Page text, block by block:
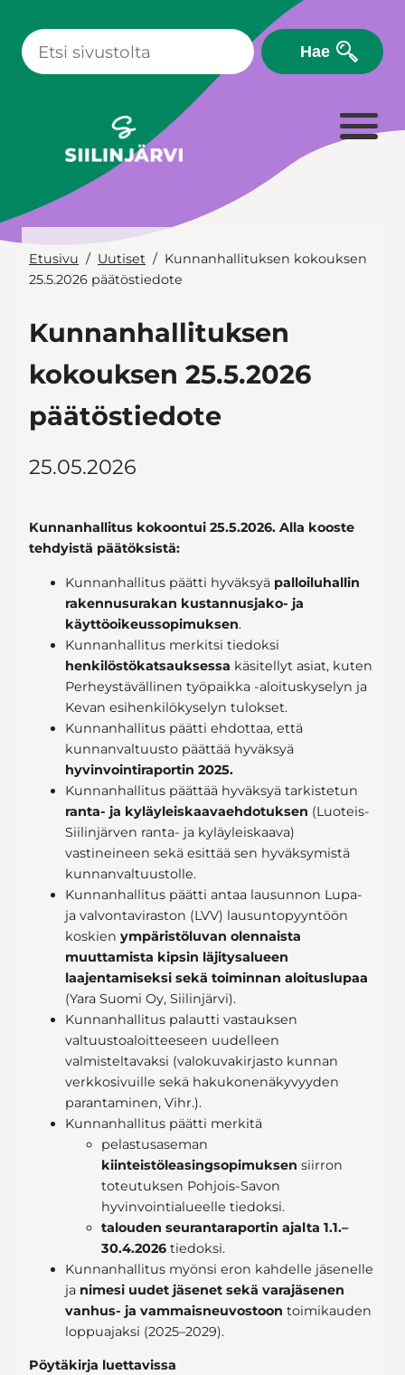
sisältöön
Hae
Etusivu Uutiset
Kunnanhallituksen kokouksen
25.5.2026 päätöstiedote
Kunnanhallituksen
kokouksen 25.5.2026
päätöstiedote
25.05.2026
Kunnanhallitus kokoontui 25.5.2026. Alla kooste
tehdyistä päätöksistä:
Kunnanhallitus päätti hyväksyä palloiluhallin
rakennusurakan kustannusjako- ja
käyttöoikeussopimuksen.
Kunnanhallitus merkitsi tiedoksi
henkilöstökatsauksessa käsitellyt asiat, kuten
Perheystävällinen työpaikka -aloituskyselyn ja
Kevan esihenkilökyselyn tulokset.
Kunnanhallitus päätti ehdottaa, että
kunnanvaltuusto päättää hyväksyä
hyvinvointiraportin 2025.
Kunnanhallitus päättää hyväksyä tarkistetun
ranta- ja kyläyleiskaavaehdotuksen (Luoteis-
Siilinjärven ranta- ja kyläyleiskaava)
vastineineen sekä esittää sen hyväksymistä
kunnanvaltuustolle.
Kunnanhallitus päätti antaa lausunnon Lupa-
ja valvontaviraston (LVV) lausuntopyyntöön
koskien ympäristöluvan olennaista
muuttamista kipsin läjitysalueen
laajentamiseksi sekä toiminnan aloituslupaa
(Yara Suomi Oy, Siilinjärvi).
Kunnanhallitus palautti vastauksen
valtuustoaloitteeseen uudelleen
valmisteltavaksi (valokuvakirjasto kunnan
verkkosivuille sekä hakukonenäkyvyyden
parantaminen, Vihr.).
Kunnanhallitus päätti merkitä
pelastusaseman
kiinteistöleasingsopimuksen siirron
toteutuksen Pohjois-Savon
hyvinvointialueelle tiedoksi.
talouden seurantaraportin ajalta 1.1.–
30.4.2026 tiedoksi.
Kunnanhallitus myönsi eron kahdelle jäsenelle
ja nimesi uudet jäsenet sekä varajäsenen
vanhus- ja vammaisneuvostoon toimikauden
loppuajaksi (2025–2029).
Pöytäkirja luettavissa